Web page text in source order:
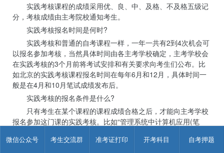
微信公众号 考生交流群 准考证打印 开考科目 自考押题
实践考核课程的成绩采用优、良、中、及格、不及格五级记
分，考核成绩由主考院校通知考生。
实践考核报名时间是何时?
实践考核和普通的自考课程一样，一年一共有2到4次机会可
以报名参加考核，当然具体时间由各主考学校确定，主考学校会
在实践考核的3个月前将考试安排和有关要求向考生们公布。比
如北京的实践考核课程报名时间在每年6月和12月，具体时间一
般是在4月和10月笔试成绩发布后。
实践考核的报名条件是什么?
只有考生在某个课程的课程成绩合格之后，才能向主考学校
报名参加这门课的实践考核。比如“管理系统中计算机应用(笔
程。报名时应出示准考证、身份证，以及提供主考院校要求的相